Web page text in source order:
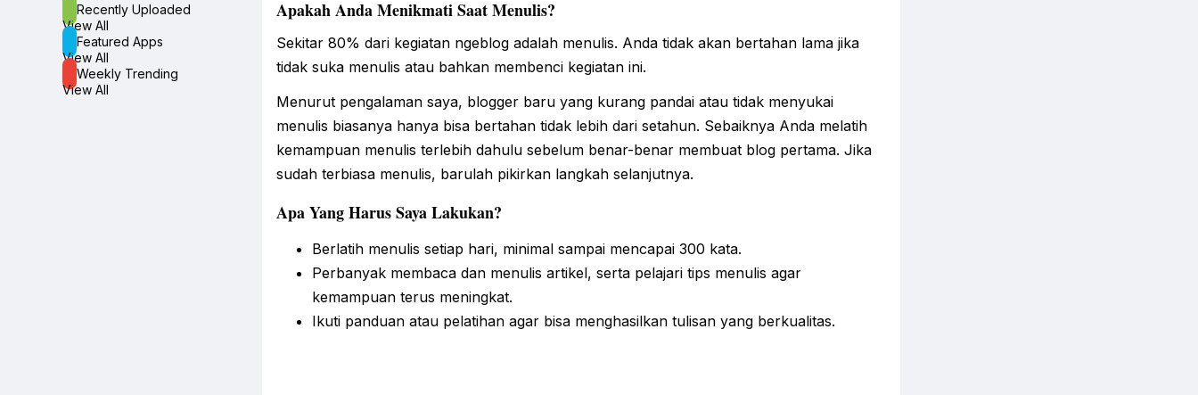
Recently Uploaded
View All
Featured Apps
View All
Weekly Trending
View All
Apakah Anda Menikmati Saat Menulis?
Sekitar 80% dari kegiatan ngeblog adalah menulis. Anda tidak akan bertahan lama jika
tidak suka menulis atau bahkan membenci kegiatan ini.
Menurut pengalaman saya, blogger baru yang kurang pandai atau tidak menyukai
menulis biasanya hanya bisa bertahan tidak lebih dari setahun. Sebaiknya Anda melatih
kemampuan menulis terlebih dahulu sebelum benar-benar membuat blog pertama. Jika
sudah terbiasa menulis, barulah pikirkan langkah selanjutnya.
Apa Yang Harus Saya Lakukan?
Berlatih menulis setiap hari, minimal sampai mencapai 300 kata.
Perbanyak membaca dan menulis artikel, serta pelajari tips menulis agar
kemampuan terus meningkat.
Ikuti panduan atau pelatihan agar bisa menghasilkan tulisan yang berkualitas.